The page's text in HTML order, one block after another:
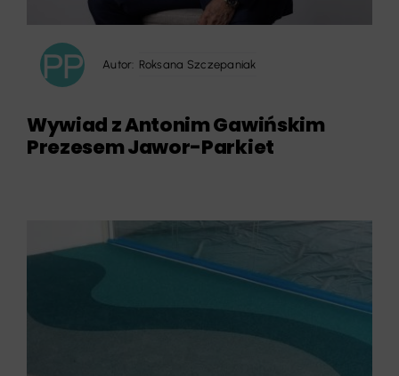
Autor: Roksana Szczepaniak
Wywiad z Antonim Gawińskim
Prezesem Jawor-Parkiet